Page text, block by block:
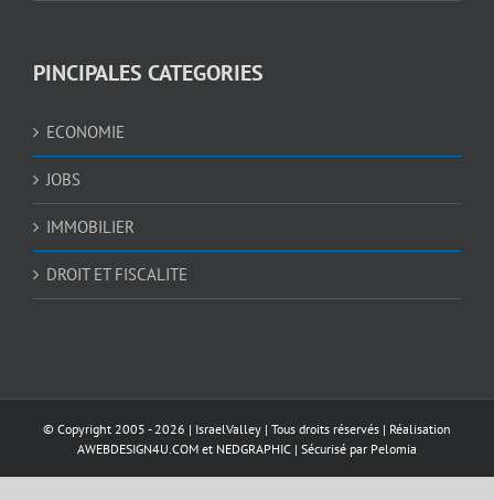
PINCIPALES CATEGORIES
ECONOMIE
JOBS
IMMOBILIER
DROIT ET FISCALITE
© Copyright 2005 - 2026 | IsraelValley | Tous droits réservés | Réalisation
AWEBDESIGN4U.COM et NEDGRAPHIC | Sécurisé par Pelomia